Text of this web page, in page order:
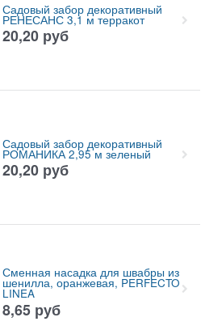
Садовый забор декоративный
РЕНЕСАНС 3,1 м терракот
20,20 руб
Садовый забор декоративный
РОМАНИКА 2,95 м зеленый
20,20 руб
Сменная насадка для швабры из
шенилла, оранжевая, PERFECTO
LINEA
8,65 руб